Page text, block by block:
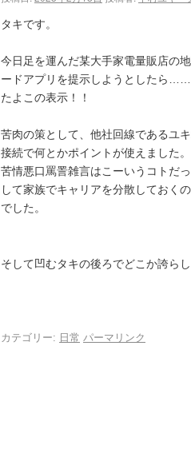
タキです。
今日足を運んだ某大手家電量販店の
ードアプリを提示しようとしたら……
たよこの表示！！
苦肉の策として、他社回線であるユ
接続で何とかポイントが使えました
苦情悪口罵詈雑言はこーいうコトだ
して家族でキャリアを分散しておく
でした。
そして凹むタキの後ろでどこか誇ら
カテゴリー: 日常 パーマリンク